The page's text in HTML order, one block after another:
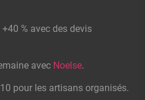
+40 % avec des devis
avec Noelse.
pour les artisans organisés.